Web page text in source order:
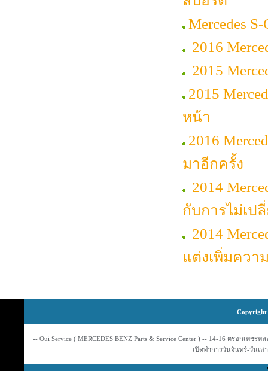
Mercedes
2016
2015
2015
หน้า
2016
มาอีกครั้ง
2014
กับการไม่เป
2014
แต่งเพิ่มควา
Copyright
-- Oui Service ( MERCEDES BENZ Parts & Service Center ) -- 14-16 ตรอกเพชร
เปิดทำการวันจันทร์-วันเส